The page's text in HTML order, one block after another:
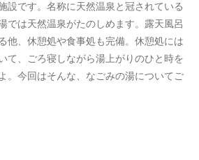
設です。名称に天然温泉と冠されている
では天然温泉がたのしめます。露天風呂
他、休憩処や食事処も完備。休憩処には
て、ごろ寝しながら湯上がりのひと時を
。今回はそんな、なごみの湯についてご